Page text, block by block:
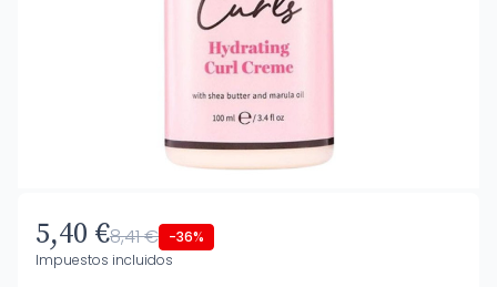
5,40 €8,41 € -36%
Impuestos incluidos